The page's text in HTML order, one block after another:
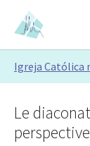
Skip to main
Skip to page footer
Igreja Católica
Le